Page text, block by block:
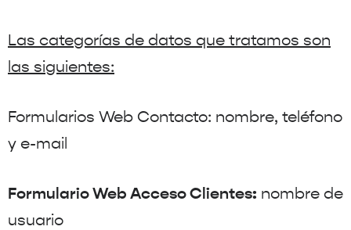
Las categorías de datos que tratamos son
las siguientes:
Formularios Web Contacto: nombre, teléfono
y e-mail
Formulario Web Acceso Clientes: nombre de
usuario